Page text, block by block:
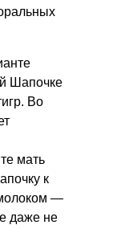
Шапочке
Во
мать
к
—
даже не